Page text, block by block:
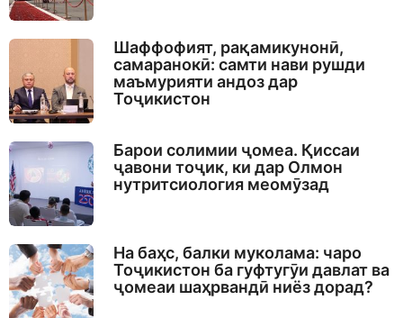
Шаффофият, рақамикунонӣ,
самаранокӣ: самти нави рушди
маъмурияти андоз дар
Тоҷикистон
Барои солимии ҷомеа. Қиссаи
ҷавони тоҷик, ки дар Олмон
нутритсиология меомӯзад
На баҳс, балки муколама: чаро
Тоҷикистон ба гуфтугӯи давлат ва
ҷомеаи шаҳрвандӣ ниёз дорад?